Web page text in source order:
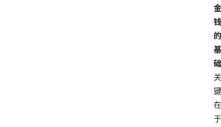
金
钱
的
基
础
关
键
在
于